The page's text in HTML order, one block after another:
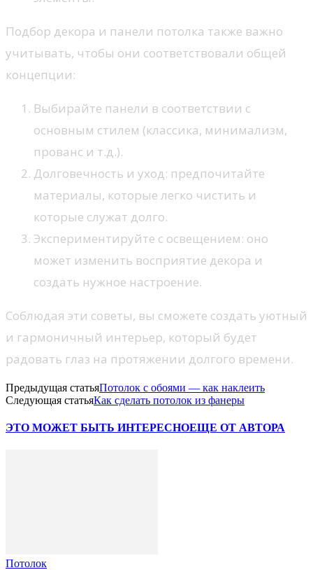
Подбор декора и панели потолка также важно
учитывать, чтобы они соответствовали общей
концепции:
Выбирайте панели в соответствии с
основным стилем (классика, минимализм,
прованс и т.д.).
Долговечность и уход: предпочитайте
материалы, которые легко чистить и
которые служат долго.
Экспериментируйте с освещением: оно
может изменить восприятие декора и
создать нужное настроение.
Соблюдая эти советы, вы сможете создать уютный
и гармоничный интерьер, который будет
радовать глаз на протяжении долгого времени.
Предыдущая статьяПотолок с обоями — как наклеить
Следующая статьяКак сделать потолок из фанеры
ЭТО МОЖЕТ БЫТЬ ИНТЕРЕСНОЕЩЕ ОТ АВТОРА
Потолок